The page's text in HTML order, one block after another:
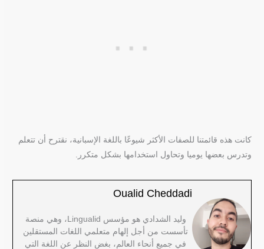
كانت هذه قائمتنا للصفات الأكثر شيوعًا باللغة الإسبانية، نقترح أن تتعلم
وتدرس بعضها يوميا وتحاول استخدامها بشكل متكرر.
Oualid Cheddadi
وليد الشدادي هو مؤسس Lingualid، وهي منصة
تأسست من أجل إلهام متعلمي اللغات المستقلين
في جميع أنحاء العالم، بغض النظر عن اللغة التي